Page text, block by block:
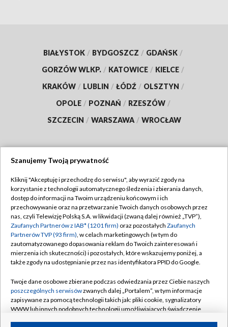
BIAŁYSTOK / BYDGOSZCZ / GDAŃSK /
GORZÓW WLKP. / KATOWICE / KIELCE /
KRAKÓW / LUBLIN / ŁÓDŹ / OLSZTYN /
OPOLE / POZNAŃ / RZESZÓW /
SZCZECIN / WARSZAWA / WROCŁAW
TVP
Abonament TVP
Emisja w TVP
Centrum informacji TVP
Naziemna Telewizja Cyfrowa
Rada Programowa
System NOS
Informacje o nadawcy
Regulamin TVP
Polityka prywatności
Moje zgody
Pomoc
Kontakt
Kanały
Szanujemy Twoją prywatność
Kliknij "Akceptuję i przechodzę do serwisu", aby wyrazić zgody na
korzystanie z technologii automatycznego śledzenia i zbierania danych,
dostęp do informacji na Twoim urządzeniu końcowym i ich
przechowywanie oraz na przetwarzanie Twoich danych osobowych przez
nas, czyli Telewizję Polską S.A. w likwidacji (zwaną dalej również „TVP”),
Zaufanych Partnerów z IAB* (1201 firm) oraz pozostałych Zaufanych
Partnerów TVP (93 firm), w celach marketingowych (w tym do
zautomatyzowanego dopasowania reklam do Twoich zainteresowań i
mierzenia ich skuteczności) i pozostałych, które wskazujemy poniżej, a
także zgody na udostępnianie przez nas identyfikatora PPID do Google.
Twoje dane osobowe zbierane podczas odwiedzania przez Ciebie naszych
poszczególnych serwisówzwanych dalej „Portalem”, w tym informacje
zapisywane za pomocą technologii takich jak: pliki cookie, sygnalizatory
WWW lub innych podobnych technologii umożliwiających świadczenie